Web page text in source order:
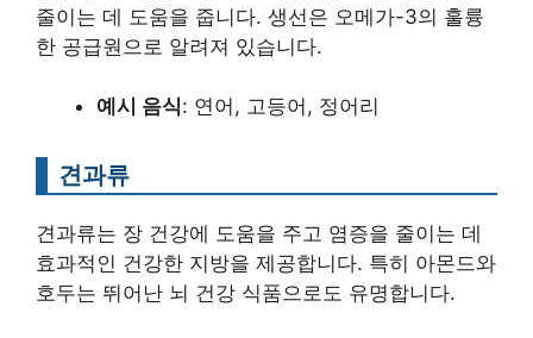
줄이는 데 도움을 줍니다. 생선은 오메가-3의 훌륭
한 공급원으로 알려져 있습니다.
예시 음식: 연어, 고등어, 정어리
견과류
견과류는 장 건강에 도움을 주고 염증을 줄이는 데
효과적인 건강한 지방을 제공합니다. 특히 아몬드와
호두는 뛰어난 뇌 건강 식품으로도 유명합니다.